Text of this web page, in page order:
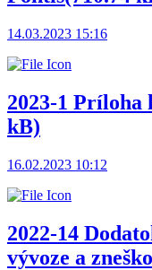
14.03.2023 15:16
2023-1 Príloha
kB)
16.02.2023 10:12
2022-14
vývoze a